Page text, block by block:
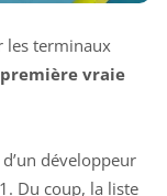
les terminaux
vraie
développeur
Du coup, la liste